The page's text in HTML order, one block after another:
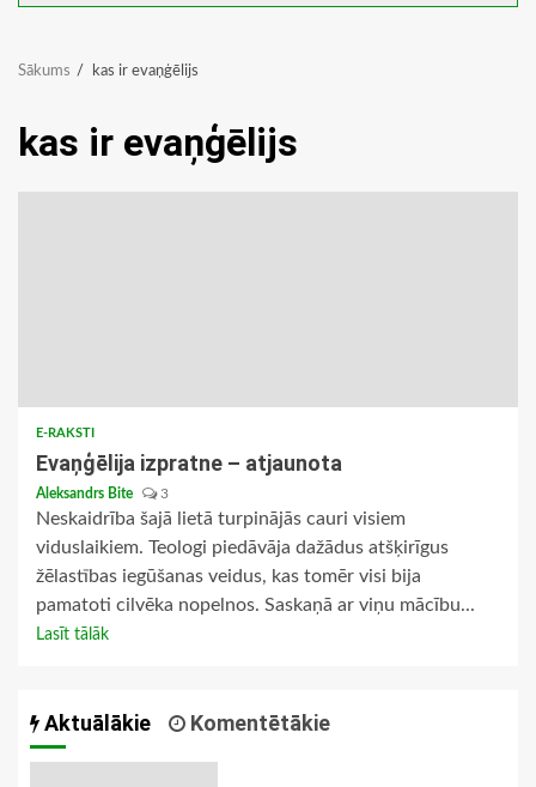
Sākums kas ir evaņģēlijs
kas ir evaņģēlijs
E-RAKSTI
Evaņģēlija izpratne – atjaunota
Aleksandrs Bite 3
Neskaidrība šajā lietā turpinājās cauri visiem
viduslaikiem. Teologi piedāvāja dažādus atšķirīgus
žēlastības iegūšanas veidus, kas tomēr visi bija
pamatoti cilvēka nopelnos. Saskaņā ar viņu mācību...
Lasīt tālāk
Aktuālākie Komentētākie